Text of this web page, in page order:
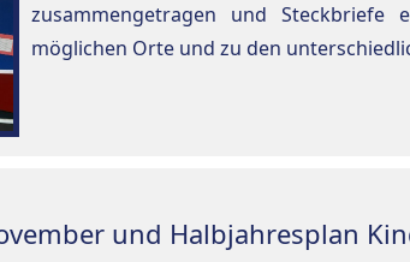
zusammengetragen und
möglichen Orte und zu den
und Halbjahresplan